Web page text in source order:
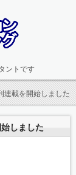
ントです
連載を開始しました
しました